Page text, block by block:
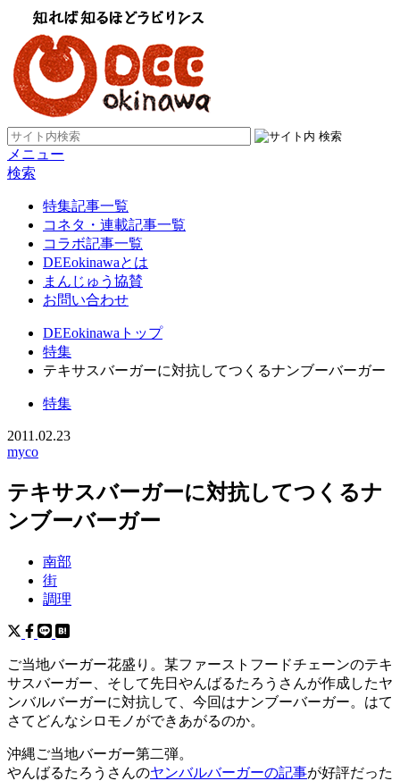
メニュー
検索
特集記事一覧
コネタ・連載記事一覧
コラボ記事一覧
DEEokinawaとは
まんじゅう協賛
お問い合わせ
DEEokinawaトップ
特集
テキサスバーガーに対抗してつくるナンブーバーガー
特集
2011.02.23
myco
テキサスバーガーに対抗してつくるナ
ンブーバーガー
南部
街
調理
ご当地バーガー花盛り。某ファーストフードチェーンのテキ
サスバーガー、そして先日やんばるたろうさんが作成したヤ
ンバルバーガーに対抗して、今回はナンブーバーガー。はて
さてどんなシロモノができあがるのか。
沖縄ご当地バーガー第二弾。
やんばるたろうさんのヤンバルバーガーの記事が好評だった